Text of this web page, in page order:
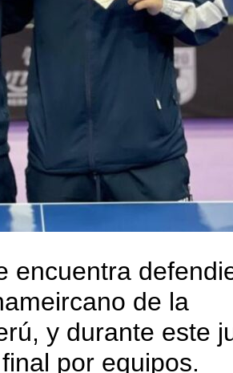
encuentra
de la
y durante este
por equipos.